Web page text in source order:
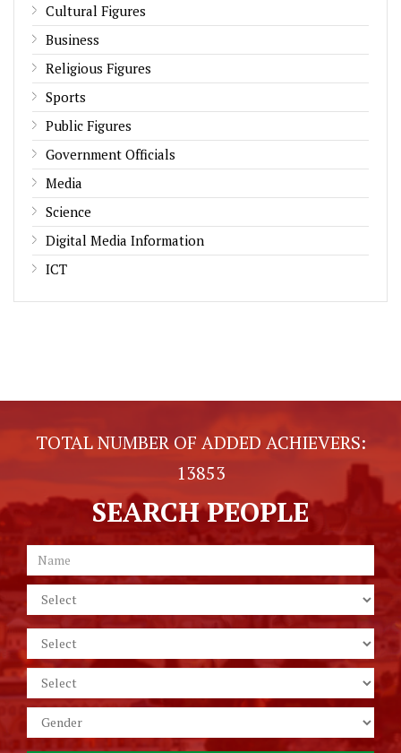
Cultural Figures
Business
Religious Figures
Sports
Public Figures
Government Officials
Media
Science
Digital Media Information
ICT
TOTAL NUMBER OF ADDED ACHIEVERS:
13853
SEARCH PEOPLE